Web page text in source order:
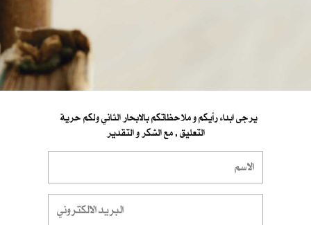
التعليق , مع الشكر و التقدير